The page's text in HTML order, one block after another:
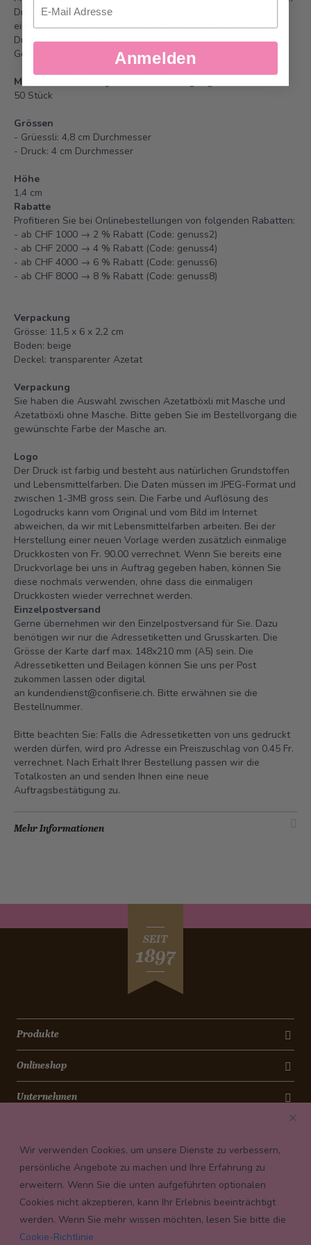
Druck ist 4-farbig und eignet sich durch die günstigeren
einmaligen Druckkosten für kleinere Auflagen ab 30 Stück.
Durch das Marzipanplättchen wird die Schokolade in ihrem
Geschmack beeinflusst.
Mindestbestellmenge da Extraanfertigung:
50 Stück
Grössen
- Grüessli: 4,8 cm Durchmesser
- Druck: 4 cm Durchmesser
Höhe
1,4 cm
Rabatte
Profitieren Sie bei Onlinebestellungen von folgenden Rabatten:
- ab CHF 1000 → 2 % Rabatt (Code: genuss2)
- ab CHF 2000 → 4 % Rabatt (Code: genuss4)
- ab CHF 4000 → 6 % Rabatt (Code: genuss6)
- ab CHF 8000 → 8 % Rabatt (Code: genuss8)
Verpackung
Grösse: 11,5 x 6 x 2,2 cm
Boden: beige
Deckel: transparenter Azetat
Verpackung
Sie haben die Auswahl zwischen Azetatböxli mit Masche und
Azetatböxli ohne Masche. Bitte geben Sie im Bestellvorgang die
gewünschte Farbe der Masche an.
Logo
Der Druck ist farbig und besteht aus natürlichen Grundstoffen
und Lebensmittelfarben. Die Daten müssen im JPEG-Format und
zwischen 1-3MB gross sein. Die Farbe und Auflösung des
Logodrucks kann vom Original und vom Bild im Internet
abweichen, da wir mit Lebensmittelfarben arbeiten. Bei der
Herstellung einer neuen Vorlage werden zusätzlich einmalige
Druckkosten von Fr. 90.00 verrechnet. Wenn Sie bereits eine
Druckvorlage bei uns in Auftrag gegeben haben, können Sie
diese nochmals verwenden, ohne dass die einmaligen
Druckkosten wieder verrechnet werden.
Einzelpostversand
Gerne übernehmen wir den Einzelpostversand für Sie. Dazu
benötigen wir nur die Adressetiketten und Grusskarten. Die
Grösse der Karte darf max. 148x210 mm (A5) sein. Die
Adressetiketten und Beilagen können Sie uns per Post
zukommen lassen oder digital
an kundendienst@confiserie.ch. Bitte erwähnen sie die
Bestellnummer.
Bitte beachten Sie: Falls die Adressetiketten von uns gedruckt
werden dürfen, wird pro Adresse ein Preiszuschlag von 0.45 Fr.
verrechnet. Nach Erhalt Ihrer Bestellung passen wir die
Totalkosten an und senden Ihnen eine neue
Auftragsbestätigung zu.
Mehr Informationen
SEIT
1897
Produkte
Onlineshop
Unternehmen
Payment conditions
Wir verwenden Cookies, um unsere Dienste zu verbessern,
persönliche Angebote zu machen und Ihre Erfahrung zu
erweitern. Wenn Sie die unten aufgeführten optionalen
Cookies nicht akzeptieren, kann Ihr Erlebnis beeinträchtigt
werden. Wenn Sie mehr wissen möchten, lesen Sie bitte die
Cookie-Richtlinie
Anmelden